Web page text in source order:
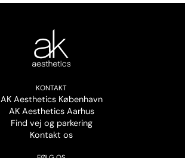
KONTAKT
AK Aesthetics København
AK Aesthetics Aarhus
Find vej og parkering
Kontakt os